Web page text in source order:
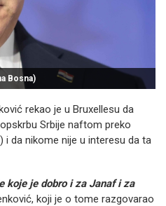
Bosna)
rekao je u Bruxellesu da
Srbije naftom preko
da nikome nije u interesu da ta
koje je dobro i za Janaf i za
koji je o tome razgovarao